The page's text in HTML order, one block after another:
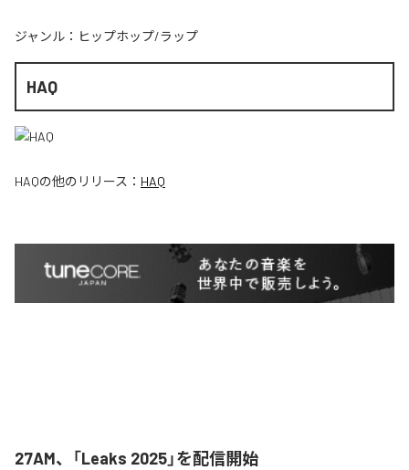
ジャンル： ヒップホップ/ラップ
HAQ
HAQの他のリリース： HAQ
27AM、「Leaks 2025」を配信開始